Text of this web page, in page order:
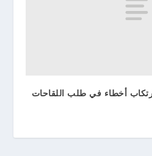
أخطاء في طلب اللقاحات